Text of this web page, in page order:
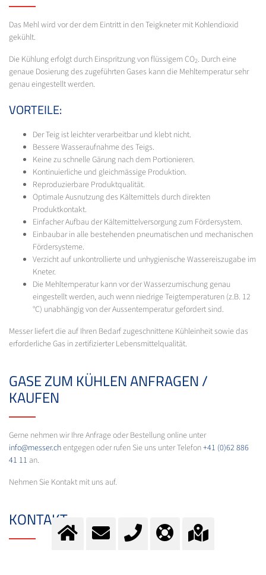
Das Mehl wird vor der dem Eintritt in den Teigkneter mit Kohlendioxid
gekühlt.
Die Kühlung erfolgt durch Einspritzung von flüssigem CO2. Durch eine
genaue Dosierung des zugeführten Gases kann die Mehltemperatur sehr
genau eingestellt werden.
VORTEILE:
Der Teig ist leichter verarbeitbar und klebt nicht.
Bessere Wasseraufnahme des Teigs.
Keine zu schnelle Gärung nach dem Portionieren.
Kontinuierliche und gleichmässige Produktion.
Reproduzierbare Produktqualität.
Optimale Ausnutzung des Kältemittels durch direkten
Produktkontakt.
Einfacher Aufbau der Kältemittelversorgung zum Fördersystem.
Einbaubar in alle bestehenden pneumatischen und mechanischen
Fördersysteme.
Verzicht auf unkontrollierte und unhygienische Wassereiszugabe im
Kneter.
Die Mehltemperatur kann vor der Wasserzumischung genau
eingestellt werden, auch wenn niedrige Teigtemperaturen (z.B. 12
°C) unabhängig von der Aussentemperatur gefordert sind.
Messer liefert die auf Ihren Bedarf zugeschnittene Kühleinheit sowie das
erforderliche Gas in zertifizierter Lebensmittelqualität.
GASE ZUM KÜHLEN ANFRAGEN /
KAUFEN
Gerne nehmen wir Ihre Anfrage oder Bestellung online unter
info@messer.chentgegen oder rufen Sie uns unter Telefon+41 (0)62 886
41 11 an.
Nehmen Sie Kontakt mit uns auf.
KONTAKT